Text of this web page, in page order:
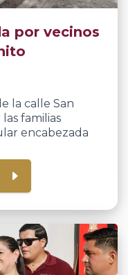
por vecinos
la calle San
familias
encabezada